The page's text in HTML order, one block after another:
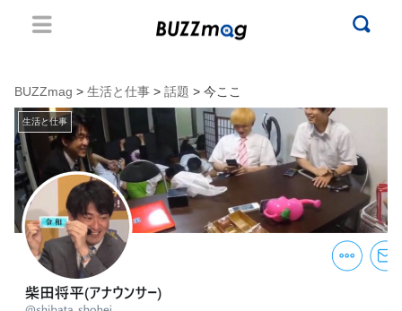
BUZZmag > 生活と仕事 > 話題 > 今ここ
生活と仕事